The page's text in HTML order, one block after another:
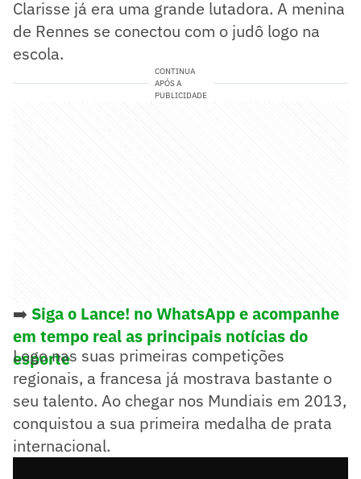
Clarisse já era uma grande lutadora. A menina
de Rennes se conectou com o judô logo na
escola.
CONTINUA
APÓS A
PUBLICIDADE
➡️ Siga o Lance! no WhatsApp e acompanhe
em tempo real as principais notícias do
esporte
Logo nas suas primeiras competições
regionais, a francesa já mostrava bastante o
seu talento. Ao chegar nos Mundiais em 2013,
conquistou a sua primeira medalha de prata
internacional.